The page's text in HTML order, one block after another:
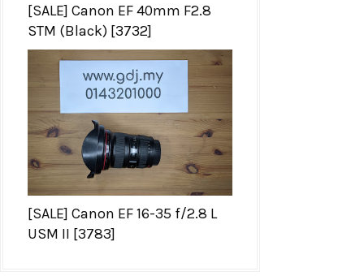
[SALE] Canon EF 40mm F2.8
STM (Black) [3732]
[SALE] Canon EF 16-35 f/2.8 L
USM II [3783]